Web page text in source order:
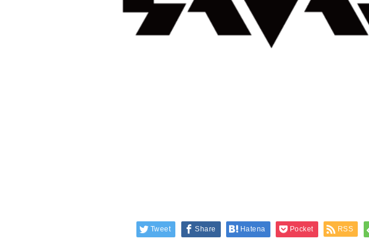
Tweet Share Hatena Pocket RSS